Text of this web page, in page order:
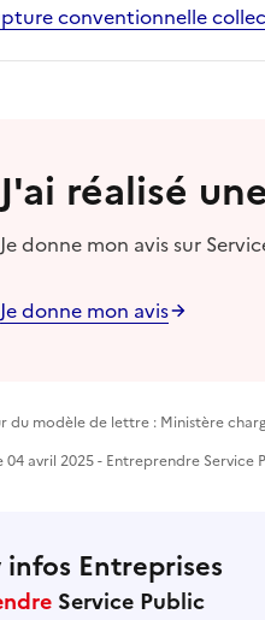
conventionnelle
J'ai réalisé
Je donne mon avis sur
Je donne mon avis
du modèle de lettre : Ministère
04 avril 2025 - Entreprendre
Entreprises
Service Public